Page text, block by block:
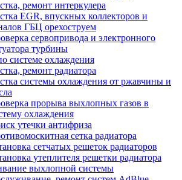
ремонт интеркулера
EGR, впускных коллекторов и
ГБЦ орехоструем
сервопривода и электронного
турбины
системе охлаждения
ремонт радиатора
системы охлаждения от ржавчины и
прорыва выхлопных газов в
охлаждения
утечки антифриза
сетка радиатора
сетчатых решеток радиаторов
утеплителя решетки радиатора
выхлопной системы